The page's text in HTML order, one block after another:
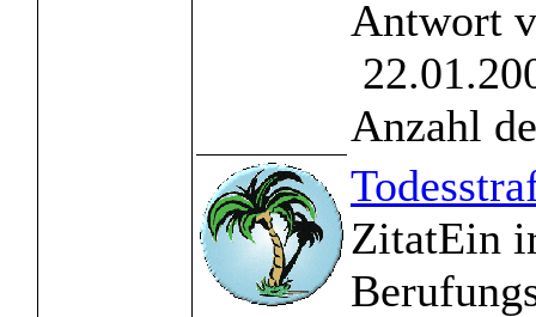
Antwort
Anzahl
ZitatEin